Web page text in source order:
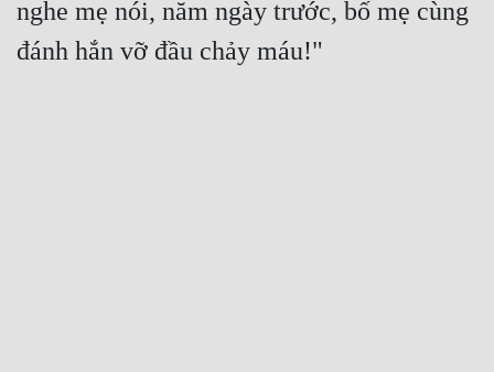
nghe mẹ nói, năm ngày trước, bố mẹ cùng